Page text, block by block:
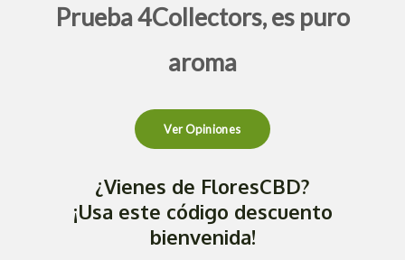
Prueba 4Collectors, es puro
aroma
Ver Opiniones
¿Vienes de FloresCBD?
¡Usa este código descuento
bienvenida!